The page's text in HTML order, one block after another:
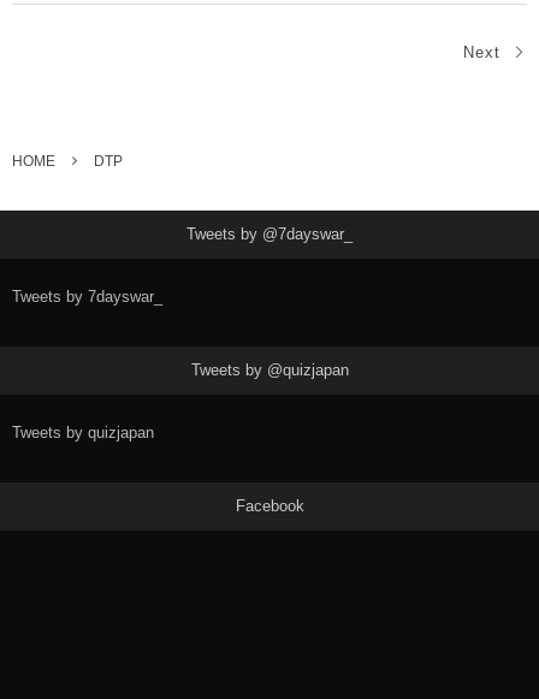
Next
HOME DTP
Tweets by @7dayswar_
Tweets by 7dayswar_
Tweets by @quizjapan
Tweets by quizjapan
Facebook